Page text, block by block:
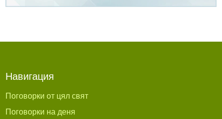
Навигация
Поговорки от цял свят
Поговорки на деня